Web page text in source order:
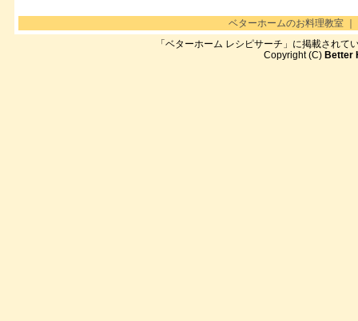
ベターホームのお料理教室
「ベターホーム レシピサーチ」に掲載され
Copyright (C) Better